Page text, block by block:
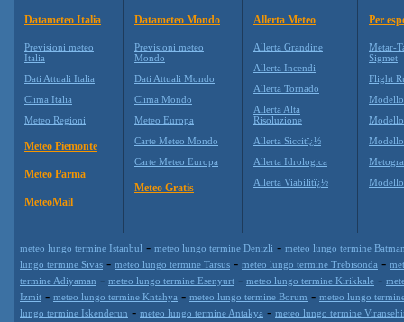
Datameteo Italia
Previsioni meteo
Italia
Dati Attuali Italia
Clima Italia
Meteo Regioni
Meteo Piemonte
Meteo Parma
MeteoMail
Datameteo Mondo
Previsioni meteo
Mondo
Dati Attuali Mondo
Clima Mondo
Meteo Europa
Carte Meteo Mondo
Carte Meteo Europa
Meteo Gratis
Allerta Meteo
Allerta Grandine
Allerta Incendi
Allerta Tornado
Allerta Alta
Risoluzione
Allerta Siccitï¿½
Allerta Idrologica
Allerta Viabilitï¿½
Per
Metar-
Sigmet
Flight
Modello
meteo lungo termine Istanbul - meteo lungo termine Denizli - meteo lungo termine
lungo termine Sivas - meteo lungo termine Tarsus - meteo lungo termine Trebisonda -
termine Adiyaman - meteo lungo termine Esenyurt - meteo lungo termine Kirikkale -
Izmit - meteo lungo termine Kntahya - meteo lungo termine Borum - meteo lungo
lungo termine Iskenderun - meteo lungo termine Antakya - meteo lungo termine